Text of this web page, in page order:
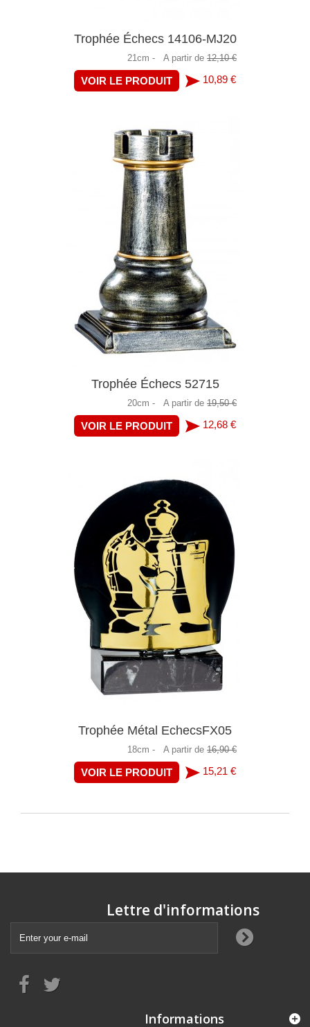
Trophée Échecs 14106-MJ20
21cm - A partir de 12,10 €
VOIR LE PRODUIT 10,89 €
Trophée Échecs 52715
20cm - A partir de 19,50 €
VOIR LE PRODUIT 12,68 €
Trophée Métal EchecsFX05
18cm - A partir de 16,90 €
VOIR LE PRODUIT 15,21 €
Lettre d'informations
Informations